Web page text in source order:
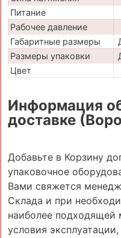
Питание
Рабочее давление
Габаритные размеры
Размеры упаковки
Цвет
Информация
доставке
Добавьте в Корзину
упаковочное
Вами свяжется
Склада и при
наиболее подходящей
условия